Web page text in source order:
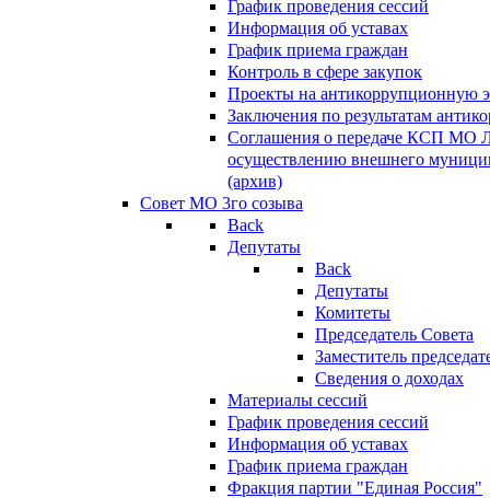
График проведения сессий
Информация об уставах
График приема граждан
Контроль в сфере закупок
Проекты на антикоррупционную
Заключения по результатам
Соглашения о передаче КСП МО
осуществлению внешнего
(архив)
Совет МО 3го созыва
Back
Депутаты
Back
Депутаты
Комитеты
Председатель Совета
Заместитель
Сведения о доходах
Материалы сессий
График проведения сессий
Информация об уставах
График приема граждан
Фракция партии "Единая Россия"